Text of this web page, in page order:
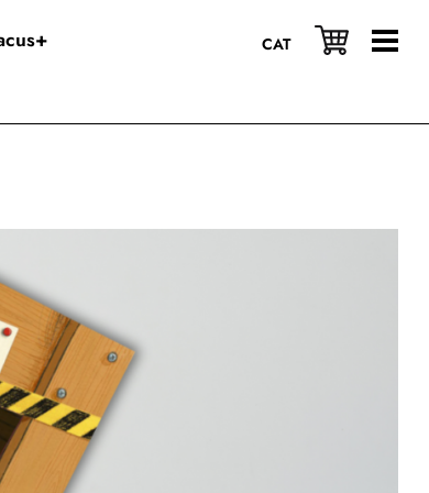
CAT